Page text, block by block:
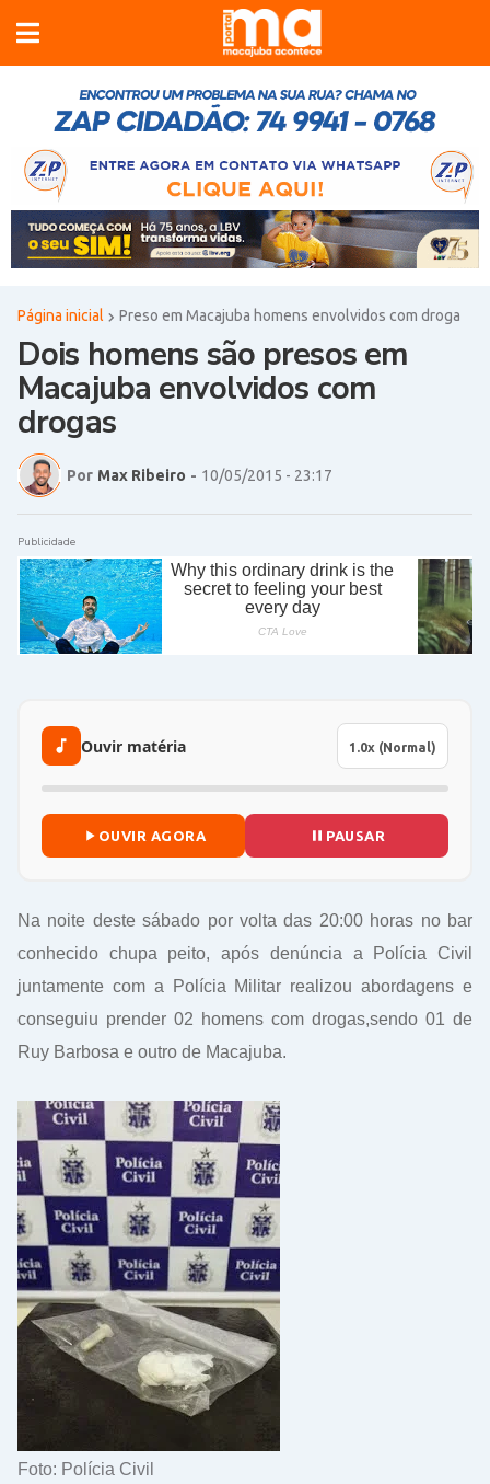
Página inicial Preso em Macajuba homens envolvidos com droga
Dois homens são presos em
Macajuba envolvidos com
drogas
Por Max Ribeiro - 10/05/2015 - 23:17
Publicidade
Ouvir matéria
OUVIR AGORA PAUSAR
Na noite deste sábado por volta das 20:00 horas no bar
conhecido chupa peito, após denúncia a Polícia Civil
juntamente com a Polícia Militar realizou abordagens e
conseguiu prender 02 homens com drogas,sendo 01 de
Ruy Barbosa e outro de Macajuba.
Foto: Polícia Civil